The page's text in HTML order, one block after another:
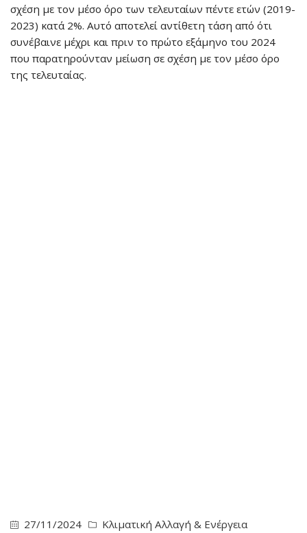
σχέση με τον μέσο όρο των τελευταίων πέντε ετών (2019-
2023) κατά 2%. Αυτό αποτελεί αντίθετη τάση από ότι
συνέβαινε μέχρι και πριν το πρώτο εξάμηνο του 2024
που παρατηρούνταν μείωση σε σχέση με τον μέσο όρο
της τελευταίας.
27/11/2024 Κλιματική Αλλαγή & Ενέργεια